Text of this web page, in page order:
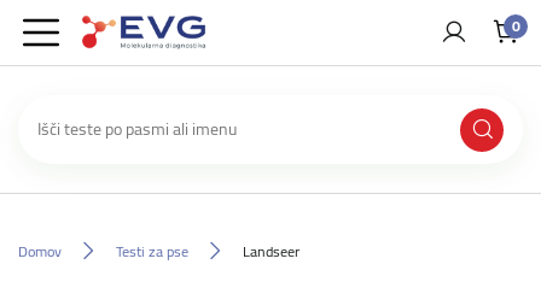
0
Domov Testi za pse Landseer